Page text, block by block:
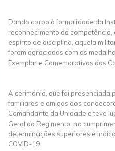
Dando corpo à formalidade da
reconhecimento da
espírito de disciplina, aquela
foram agraciados com as
Exemplar e Comemorativas das
A cerimónia, que foi presenciada
familiares e amigos dos
Comandante da Unidade e teve
Geral do Regimento, no
determinações superiores e
COVID-19.